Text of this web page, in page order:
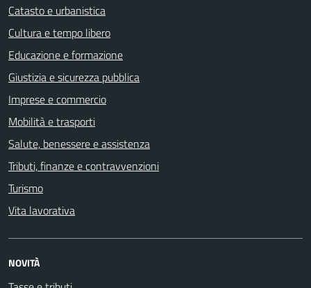
Catasto e urbanistica
Cultura e tempo libero
Educazione e formazione
Giustizia e sicurezza pubblica
Imprese e commercio
Mobilità e trasporti
Salute, benessere e assistenza
Tributi, finanze e contravvenzioni
Turismo
Vita lavorativa
NOVITÀ